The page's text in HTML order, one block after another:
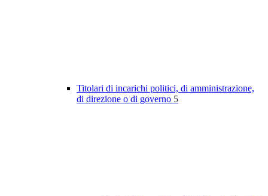
Titolari di incarichi politici, di amministrazione,
di direzione o di governo 5